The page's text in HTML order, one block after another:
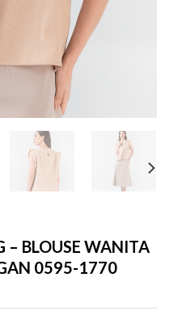
– BLOUSE WANITA
0595-1770